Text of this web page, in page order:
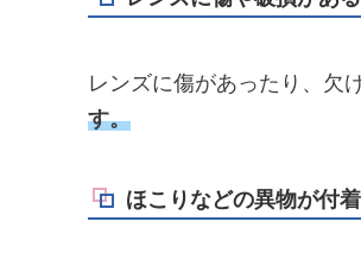
レンズに傷があったり、欠
す。
ほこりなどの異物が付